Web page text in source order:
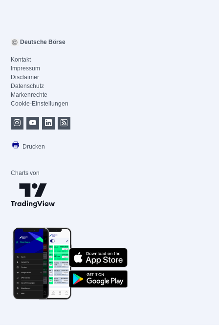
Deutsche Börse
Kontakt
Impressum
Disclaimer
Datenschutz
Markenrechte
Cookie-Einstellungen
Drucken
Charts von